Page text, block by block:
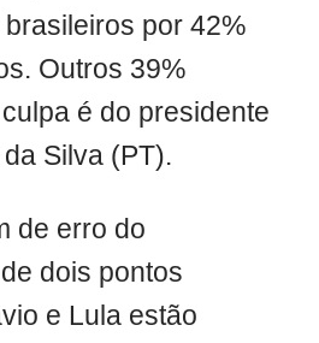
por 42%
Outros 39%
é do presidente
Silva (PT).
de erro do
dois pontos
e Lula estão